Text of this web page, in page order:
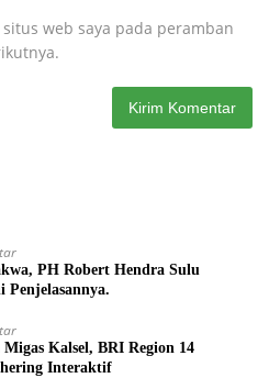
web saya pada peramban
PH Robert Hendra Sulu
Penjelasannya.
Kalsel, BRI Region 14
Interaktif